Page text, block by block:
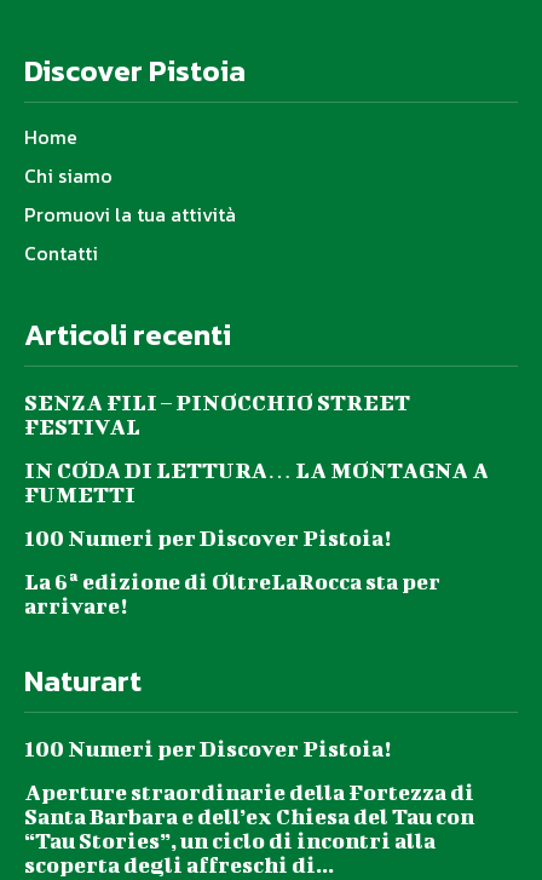
Discover Pistoia
Home
Chi siamo
Promuovi la tua attività
Contatti
Articoli recenti
SENZA FILI – PINOCCHIO STREET
FESTIVAL
IN CODA DI LETTURA… LA MONTAGNA A
FUMETTI
100 Numeri per Discover Pistoia!
La 6ª edizione di OltreLaRocca sta per
arrivare!
Naturart
100 Numeri per Discover Pistoia!
Aperture straordinarie della Fortezza di
Santa Barbara e dell’ex Chiesa del Tau con
“Tau Stories”, un ciclo di incontri alla
scoperta degli affreschi di...